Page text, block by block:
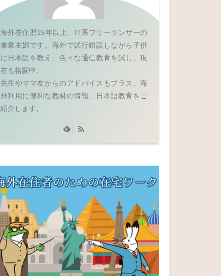
海外在住歴15年以上、IT系フリーランサーの
兼業主婦です。海外で試行錯誤しながら子供
に日本語を教え、色々な通信教育を試し、現
在も格闘中。
先生やママ友からのアドバイスもプラス。海
外利用に便利な教材の情報、日本語教育をご
紹介します。